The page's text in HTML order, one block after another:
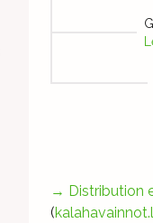
→ Distribution
(